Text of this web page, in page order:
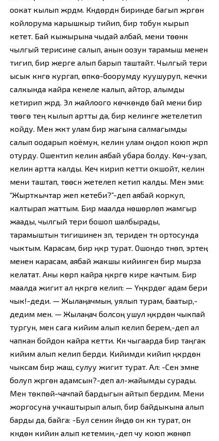
оокат кылып жүрдүм. Күндөрдүн биринде багып жүргөн
койлорума карышкыр тийип, бир тобун кырып
кетет. Бай кыжырына чыдай албай, мени төөнүн
чылгый терисине салып, анын оозун тарамыш менен
тигип, бир жерге алып барып таштайт. Чылгый тери
ысык күнгө кургап, өпкө-боорумду куушуруп, кечки
салкында кайра кенеле калып, айтор, алымды
кетирип жүрдү. Эл жайлоого көчкөндө бай мени бир
төөгө тең кылып артты да, бир келинге жетелетип
койду. Мен жүктү улам бир жагына салмагымды
салып оодарып коёмун, келин улам оңдоп коюп жүрүп
отурду. Ошентип келин аябай убара болду. Көч-узап,
келин артта калды. Кеч кирип кетти окшойт, келин
мени таштап, төөсүн жетелеп кетип калды. Мен эми:
“Жырткычтар жеп кетеби?”-деп аябай коркуп,
калтырап жаттым. Бир маалда нөшөрлөп жамгыр
жаады, чылгый тери бошоп шалбырады,
тарамыштын тигишинен үзүп, териден түн ортосунда
чыктым. Карасам, бир үңкүр турат. Ошондо түнөп, эртең
менен карасам, аябай жакшы кийинген бир мырза
келатат. Аны көрүп кайра үңкүргө кире качтым. Бир
маалда жигит ал үңкүргө келип: — Үңкүрдөгү адам бери
чык!-деди. — Жылаңачмын, уялып турам, баатыр,-
дедим мен. — Жылаңач болсоң ушул үңкүрдөн чыкпай
тургун, мен сага кийим алып келип берем,-деп ал
чапкан бойдон кайра кетти. Күн чыгаарда бир таңгак
кийим алып келип берди. Кийимди кийип үңкүрдөн
чыксам бир жаш, сулуу жигит турат. Ал: -Сен эмне
болуп жүргөн адамсын?-деп ал-жайымды сурады.
Мен төкпөй-чачпай бардыгын айтып бердим. Мени
жоргосуна учкаштырып алып, бир байдыкына алып
барды да, байга: -Бул сенин үйүңдө он күн турат, он
күндөн кийин алып кетемин,-деп чу коюп жөнөп